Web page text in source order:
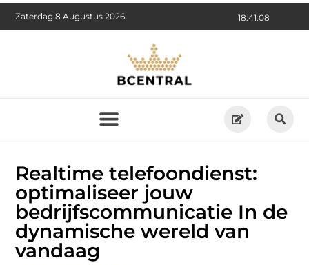
18:41:09
Zaterdag 8 Augustus 2026
Realtime telefoondienst:
optimaliseer jouw
bedrijfscommunicatie In de
dynamische wereld van
vandaag